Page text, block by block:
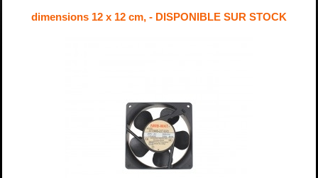
dimensions 12 x 12 cm, - DISPONIBLE SUR STOCK